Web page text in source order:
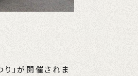
」が開催されま